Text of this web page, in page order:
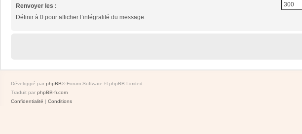
Renvoyer les :
Définir à 0 pour afficher l’intégralité du message.
Développé par phpBB® Forum Software © phpBB Limited
Traduit par phpBB-fr.com
Confidentialité | Conditions